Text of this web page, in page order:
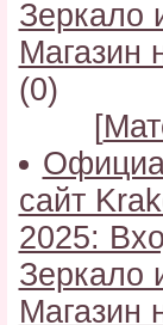
Зеркало
Магазин
(0)
[
сайт
2025:
Зеркало
Магазин